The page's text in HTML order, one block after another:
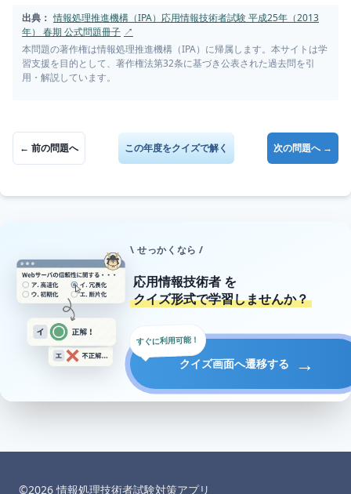
出典： 情報処理推進機構（IPA）応用情報技術者試験 平成25年（2013
年） 春期 公式問題冊子 ↗
本問題の著作権は情報処理推進機構（IPA）に帰属します。本サイトは学
習支援を目的として、著作権法第32条に基づき公表された過去問を引
用・解説しています。
← 前の問題へ この年度をクイズで解く 次の問題へ →
\ せっかくなら /
応用情報技術者 を
クイズ形式で学習しませんか？
クイズ画面へ遷移する →
すぐに利用可能！
©︎2026情報処理技術者試験対策アプリ